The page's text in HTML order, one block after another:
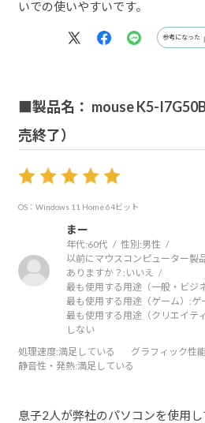
いでの使いやすいです。
参考になった
■製品名： mouse K5-
売終了）
OS：Windows 11 Home 64ビット
まー
年代:60代 性別:男性
以前にマウスコンピューター製
ありますか？: いいえ
最も使用する用途（一般・ビジ
最も使用する用途（ゲーム）:ゲ
最も使用する用途（クリエイテ
しない
処理速度:満足している グラフィック性能
静音性・発熱:満足している
息子2人が弊社のパソコンを使用